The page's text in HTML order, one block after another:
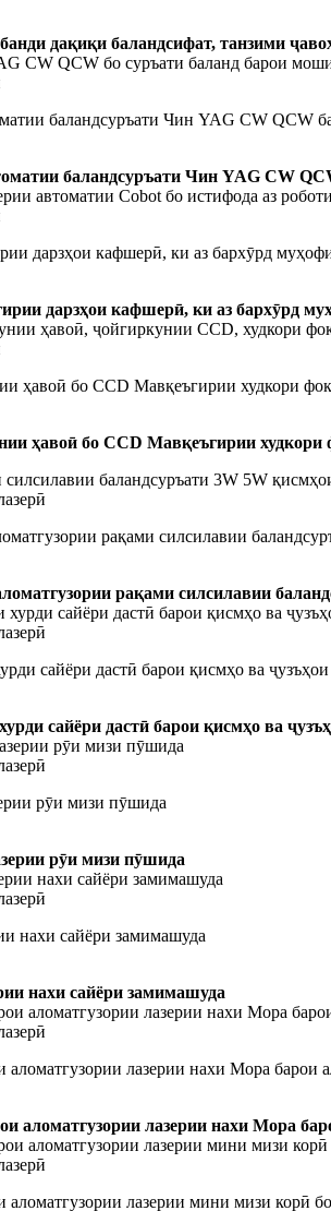
дақиқи баландсифат, танзими
баландсуръати Чин YAG CW QCW
баландсуръати Чин YAG CW
дарзҳои кафшерӣ, ки аз бархӯрд
дарзҳои кафшерӣ, ки аз бархӯрд
ҳавоӣ бо CCD Мавқеъгирии худкори
ҳавоӣ бо CCD Мавқеъгирии
рақами силсилавии
рақами силсилавии
сайёри дастӣ барои қисмҳо ва
сайёри дастӣ барои қисмҳо ва
рӯи мизи пӯшида
рӯи мизи пӯшида
нахи сайёри замимашуда
нахи сайёри замимашуда
лазерии нахи Mopa барои
аломатгузории лазерии нахи Mopa
лазерии мини мизи корӣ